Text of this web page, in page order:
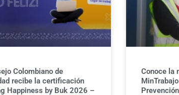
Colombiano de
recibe la certificación
Happiness by Buk 2026 –
Conoce la